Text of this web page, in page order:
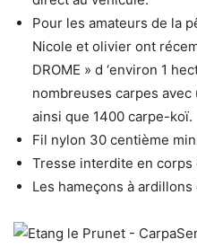
Pour les amateurs de la
Nicole et olivier ont
DROME » d ‘environ 1
nombreuses carpes
ainsi que 1400 carpe-koï.
Fil nylon 30 centième
Tresse interdite en
Les hameçons à